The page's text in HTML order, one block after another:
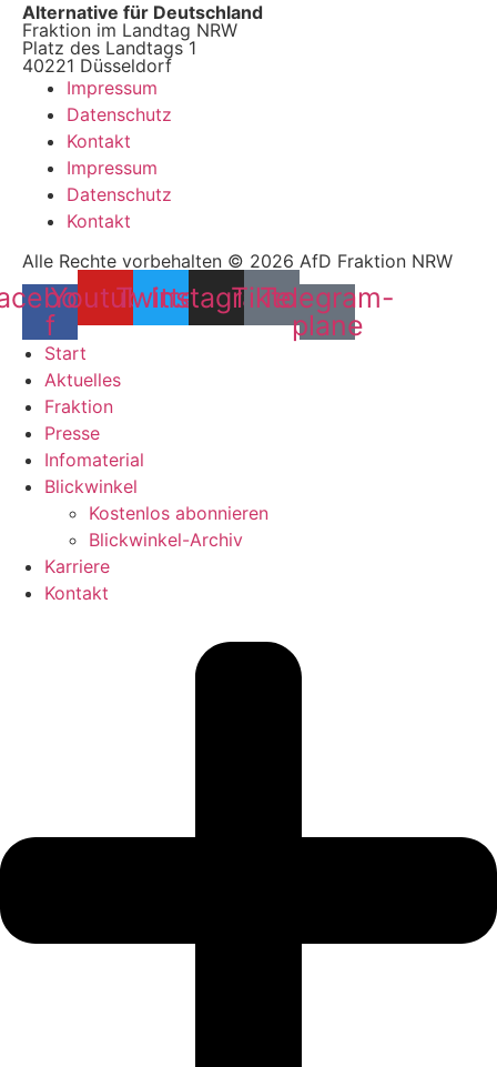
Alternative für Deutschland
Fraktion im Landtag NRW
Platz des Landtags 1
40221 Düsseldorf
Impressum
Datenschutz
Kontakt
Impressum
Datenschutz
Kontakt
Alle Rechte vorbehalten © 2026 AfD Fraktion NRW
f
YoutubeTwitter
Instagram
Tiktok
Telegram-
plane
Start
Aktuelles
Fraktion
Presse
Infomaterial
Blickwinkel
Kostenlos abonnieren
Blickwinkel-Archiv
Karriere
Kontakt